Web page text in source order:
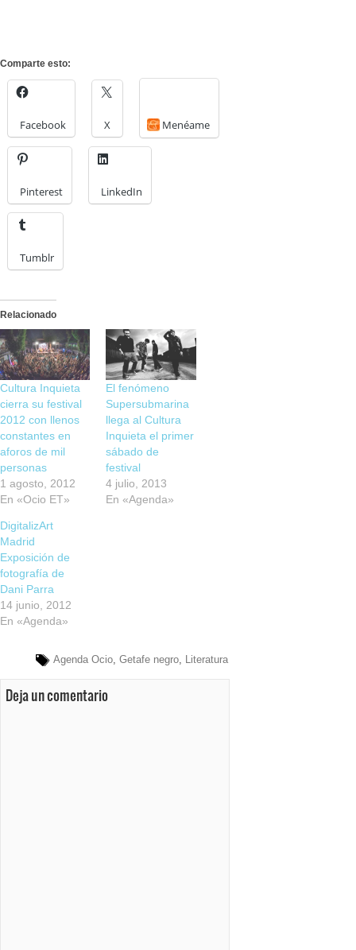
Comparte esto:
Facebook X Menéame
Pinterest LinkedIn
Tumblr
Relacionado
Cultura Inquieta
cierra su festival
2012 con llenos
constantes en
aforos de mil
personas
1 agosto, 2012
En «Ocio ET»
El fenómeno
Supersubmarina
llega al Cultura
Inquieta el primer
sábado de
festival
4 julio, 2013
En «Agenda»
DigitalizArt
Madrid
Exposición de
fotografía de
Dani Parra
14 junio, 2012
En «Agenda»
Agenda Ocio, Getafe negro, Literatura
Deja un comentario